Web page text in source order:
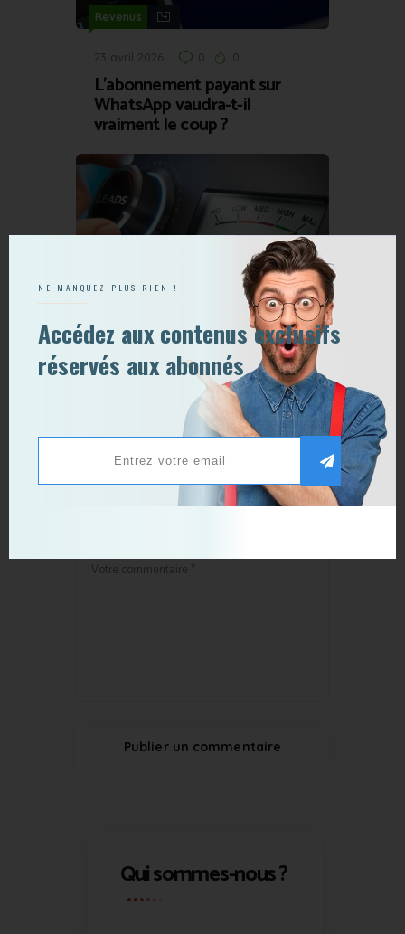
Revenus
23 avril 2026 0 0
L’abonnement payant sur
WhatsApp vaudra-t-il
vraiment le coup ?
0
Inbound Sales : 4 étapes pour
convertir vos leads en clients
Publier un commentaire
Qui sommes-nous ?
NE MANQUEZ PLUS RIEN !
Accédez aux contenus exclusifs
réservés aux abonnés